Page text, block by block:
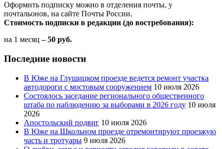
Оформить подписку можно в отделения почты, у
почтальонов, на сайте Почты России.
Стоимость подписки в редакции (до востребования):
на 1 месяц – 50 руб.
Последние новости
В Юже на Глушицком проезде ведется ремонт участка
автодороги с мостовым сооружением 10 июля 2026
Состоялось заседание регионального общественного
штаба по наблюдению за выборами в 2026 году 10 июля
2026
Апостольский подвиг 10 июля 2026
В Юже на Школьном проезде отремонтируют проезжую
часть и тротуары 9 июля 2026